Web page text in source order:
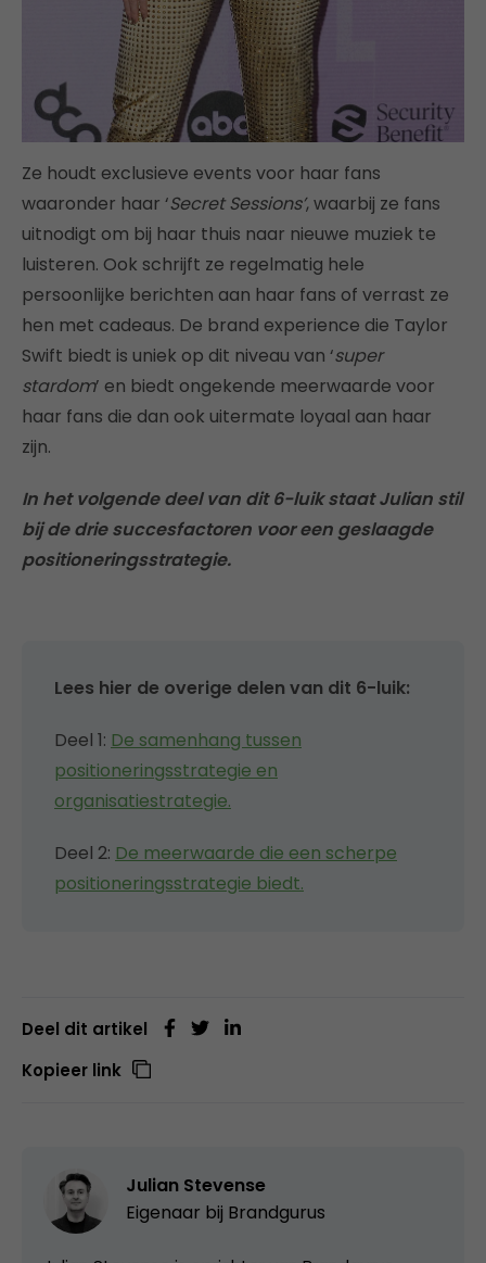
Ze houdt exclusieve events voor haar fans
waaronder haar ‘Secret Sessions’, waarbij ze fans
uitnodigt om bij haar thuis naar nieuwe muziek te
luisteren. Ook schrijft ze regelmatig hele
persoonlijke berichten aan haar fans of verrast ze
hen met cadeaus. De brand experience die Taylor
Swift biedt is uniek op dit niveau van ‘super
stardom’ en biedt ongekende meerwaarde voor
haar fans die dan ook uitermate loyaal aan haar
zijn.
In het volgende deel van dit 6-luik staat Julian stil
bij de drie succesfactoren voor een geslaagde
positioneringsstrategie.
Lees hier de overige delen van dit 6-luik:
Deel 1: De samenhang tussen
positioneringsstrategie en
organisatiestrategie.
Deel 2: De meerwaarde die een scherpe
positioneringsstrategie biedt.
Deel dit artikel
Kopieer link
Julian Stevense
Eigenaar bij Brandgurus